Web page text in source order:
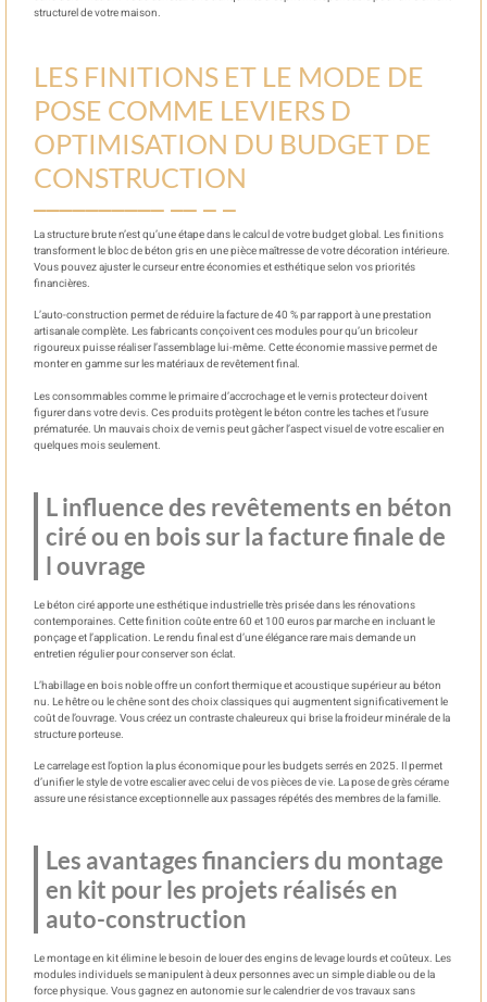
structurel de votre maison.
LES FINITIONS ET LE MODE DE
POSE COMME LEVIERS D
OPTIMISATION DU BUDGET DE
CONSTRUCTION
La structure brute n’est qu’une étape dans le calcul de votre budget global. Les finitions
transforment le bloc de béton gris en une pièce maîtresse de votre décoration intérieure.
Vous pouvez ajuster le curseur entre économies et esthétique selon vos priorités
financières.
L’auto-construction permet de réduire la facture de 40 % par rapport à une prestation
artisanale complète. Les fabricants conçoivent ces modules pour qu’un bricoleur
rigoureux puisse réaliser l’assemblage lui-même. Cette économie massive permet de
monter en gamme sur les matériaux de revêtement final.
Les consommables comme le primaire d’accrochage et le vernis protecteur doivent
figurer dans votre devis. Ces produits protègent le béton contre les taches et l’usure
prématurée. Un mauvais choix de vernis peut gâcher l’aspect visuel de votre escalier en
quelques mois seulement.
L influence des revêtements en béton
ciré ou en bois sur la facture finale de
l ouvrage
Le béton ciré apporte une esthétique industrielle très prisée dans les rénovations
contemporaines. Cette finition coûte entre 60 et 100 euros par marche en incluant le
ponçage et l’application. Le rendu final est d’une élégance rare mais demande un
entretien régulier pour conserver son éclat.
L’habillage en bois noble offre un confort thermique et acoustique supérieur au béton
nu. Le hêtre ou le chêne sont des choix classiques qui augmentent significativement le
coût de l’ouvrage. Vous créez un contraste chaleureux qui brise la froideur minérale de la
structure porteuse.
Le carrelage est l’option la plus économique pour les budgets serrés en 2025. Il permet
d’unifier le style de votre escalier avec celui de vos pièces de vie. La pose de grès cérame
assure une résistance exceptionnelle aux passages répétés des membres de la famille.
Les avantages financiers du montage
en kit pour les projets réalisés en
auto-construction
Le montage en kit élimine le besoin de louer des engins de levage lourds et coûteux. Les
modules individuels se manipulent à deux personnes avec un simple diable ou de la
force physique. Vous gagnez en autonomie sur le calendrier de vos travaux sans